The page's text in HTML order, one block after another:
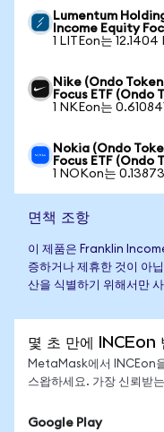
Lumentum
Income Equity
1 LITEon는
Nike (Ondo
Focus ETF (Ondo
1 NKEon는
Nokia (Ondo
Focus ETF (Ondo
1 NOKon는
면책 조항
이 제품은 Franklin
증하거나 제휴한 것이 아
산을 식별하기 위해서만
몇 초 만에 INCEon
MetaMask에서 INCEon
스왑하세요. 가장 신뢰받
Google Play